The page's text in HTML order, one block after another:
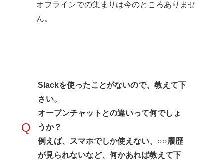
オフラインでの集まりは今のところありませ
ん。
Q
Slackを使ったことがないので、教えて下
さい。
オープンチャットとの違いって何でしょ
うか？
例えば、スマホでしか使えない、○○履歴
が見られないなど、何かあれば教えて下